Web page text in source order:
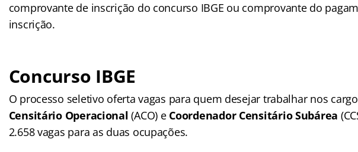
comprovante de inscrição do concurso IBGE ou comprovante do
inscrição.
Concurso IBGE
O processo seletivo oferta vagas para quem desejar trabalhar nos
Censitário Operacional (ACO) e Coordenador Censitário Subárea
2.658 vagas para as duas ocupações.